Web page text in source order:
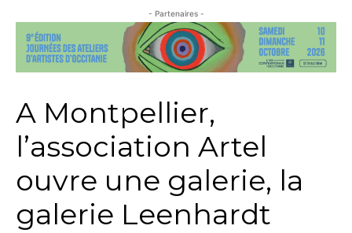
- Partenaires -
A Montpellier,
l’association Artel
ouvre une galerie, la
galerie Leenhardt